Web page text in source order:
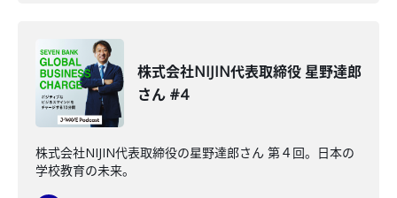
株式会社NIJIN代表取締役 星野達郎
さん #4
株式会社NIJIN代表取締役の星野達郎さん 第４回。日本の
学校教育の未来。